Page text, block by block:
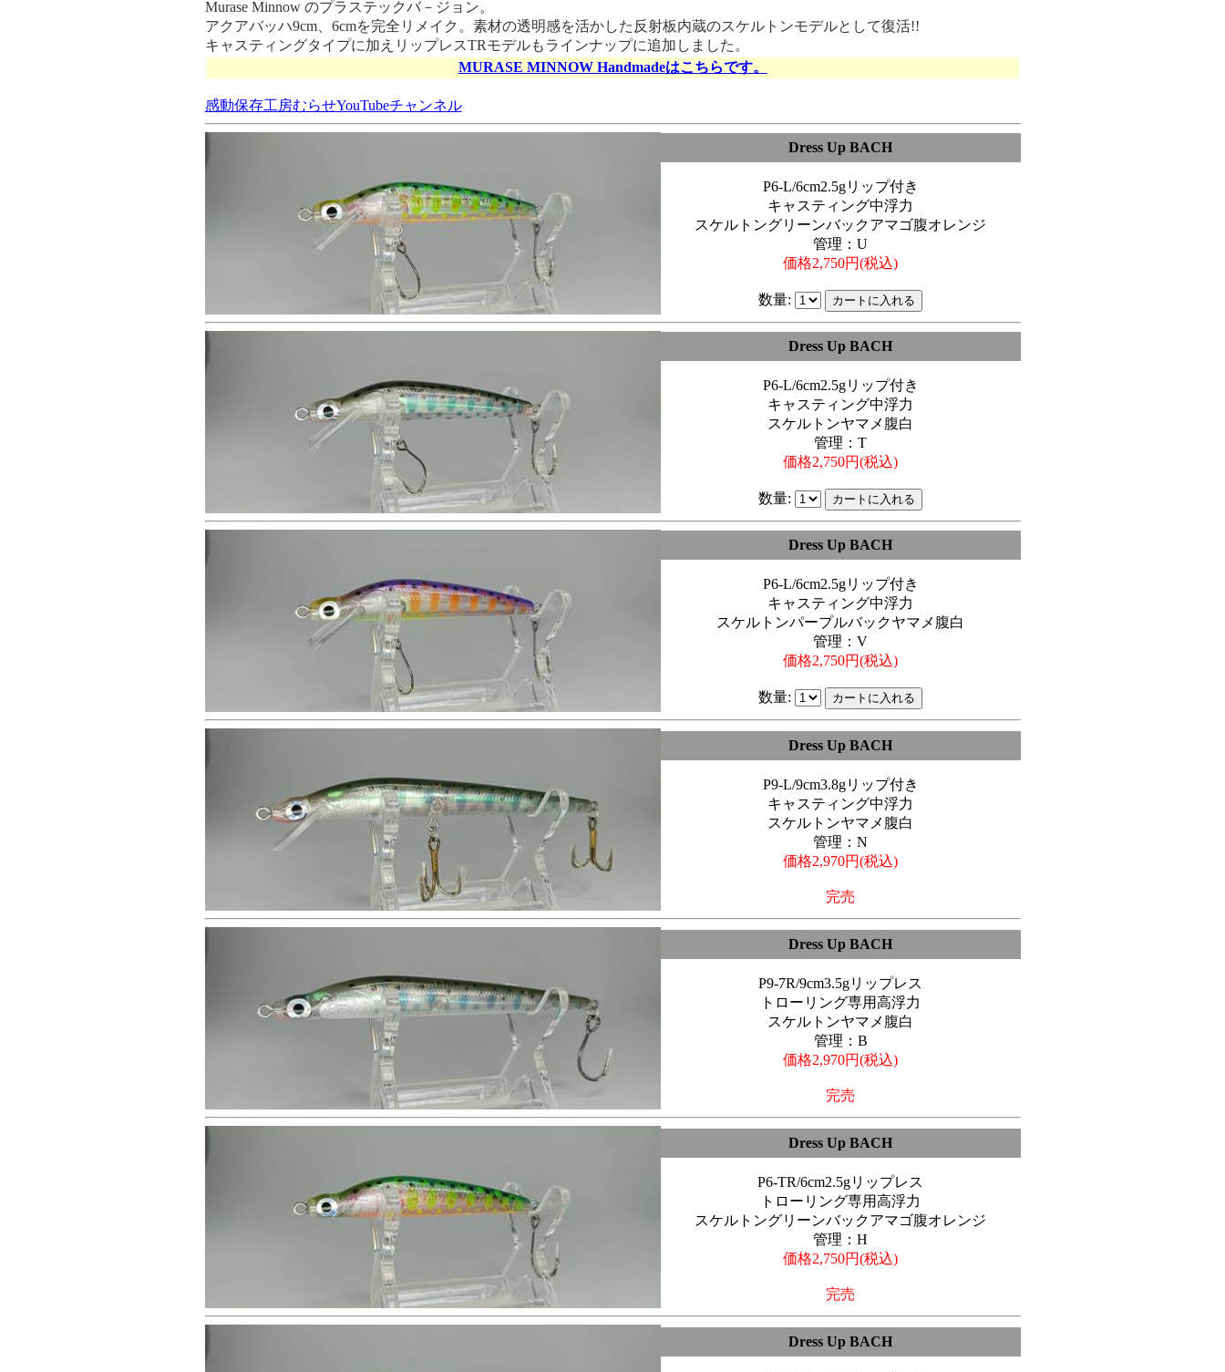
Murase Minnow のプラステックバ－ジョン。
アクアバッハ9cm、6cmを完全リメイク。素材の透明感を活かした反射板内蔵のスケルトンモデルとして復活!!
キャスティングタイプに加えリップレスTRモデルもラインナップに追加しました。
MURASE MINNOW Handmadeはこちらです。
感動保存工房むらせYouTubeチャンネル
Dress Up BACH
P6-L/6cm2.5gリップ付き
キャスティング中浮力
スケルトングリーンバックアマゴ腹オレンジ
管理：U
価格2,750円(税込)
数量:
Dress Up BACH
P6-L/6cm2.5gリップ付き
キャスティング中浮力
スケルトンヤマメ腹白
管理：T
価格2,750円(税込)
数量:
Dress Up BACH
P6-L/6cm2.5gリップ付き
キャスティング中浮力
スケルトンパープルバックヤマメ腹白
管理：V
価格2,750円(税込)
数量:
Dress Up BACH
P9-L/9cm3.8gリップ付き
キャスティング中浮力
スケルトンヤマメ腹白
管理：N
価格2,970円(税込)
完売
Dress Up BACH
P9-7R/9cm3.5gリップレス
トローリング専用高浮力
スケルトンヤマメ腹白
管理：B
価格2,970円(税込)
完売
Dress Up BACH
P6-TR/6cm2.5gリップレス
トローリング専用高浮力
スケルトングリーンバックアマゴ腹オレンジ
管理：H
価格2,750円(税込)
完売
Dress Up BACH